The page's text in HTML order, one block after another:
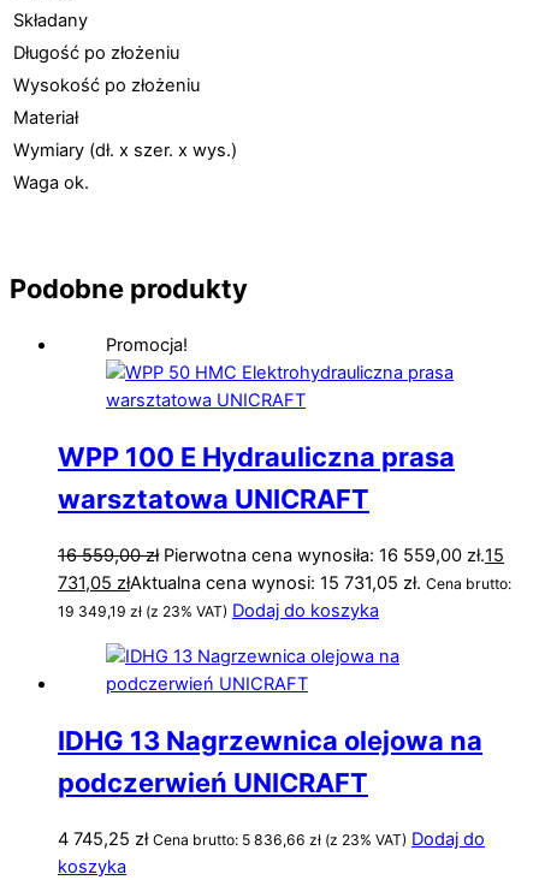
Składany
Długość po złożeniu
Wysokość po złożeniu
Materiał
Wymiary (dł. x szer. x wys.)
Waga ok.
Podobne produkty
Promocja!
WPP 100 E Hydrauliczna prasa
warsztatowa UNICRAFT
16 559,00zł Pierwotna cena wynosiła: 16 559,00 zł.15
731,05 złAktualna cena wynosi: 15 731,05 zł. Cena brutto:
19 349,19 zł (z 23% VAT) Dodaj do koszyka
IDHG 13 Nagrzewnica olejowa na
podczerwień UNICRAFT
4 745,25 zł Cena brutto: 5 836,66 zł (z 23% VAT) Dodaj do
koszyka